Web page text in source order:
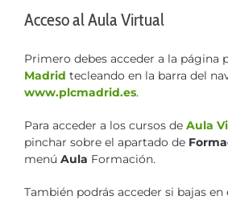
Acceso al Aula Virtual
Primero debes acceder a la página
Madrid tecleando en la barra del
www.plcmadrid.es.
Para acceder a los cursos de Aula
pinchar sobre el apartado de
menú Aula Formación.
También podrás acceder si bajas